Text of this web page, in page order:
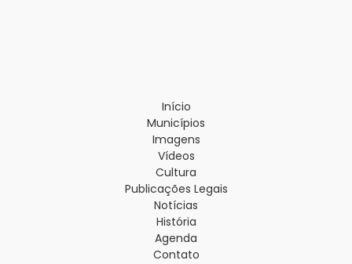
Início
Municípios
Imagens
Vídeos
Cultura
Publicações Legais
Notícias
História
Agenda
Contato